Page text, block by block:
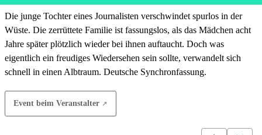
Die junge Tochter eines Journalisten verschwindet spurlos in der
Wüste. Die zerrüttete Familie ist fassungslos, als das Mädchen acht
Jahre später plötzlich wieder bei ihnen auftaucht. Doch was
eigentlich ein freudiges Wiedersehen sein sollte, verwandelt sich
schnell in einen Albtraum. Deutsche Synchronfassung.
Event beim Veranstalter